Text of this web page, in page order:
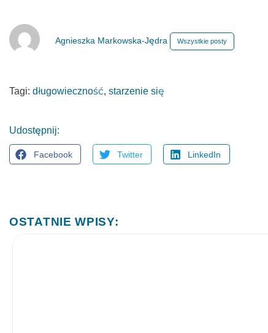
Agnieszka Markowska-Jędra Wszystkie posty
Tagi: długowieczność, starzenie się
Udostępnij:
Facebook Twitter LinkedIn
OSTATNIE WPISY: